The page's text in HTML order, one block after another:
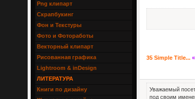
35 Simple Title...
Уважаемый
под своим
Png клипарт
Скрапбукинг
Фон и Текстуры
Фото и Фотоработы
Векторный клипарт
Рисованная графика
Lightroom & inDesign
ЛИТЕРАТУРА
Книги по дизайну